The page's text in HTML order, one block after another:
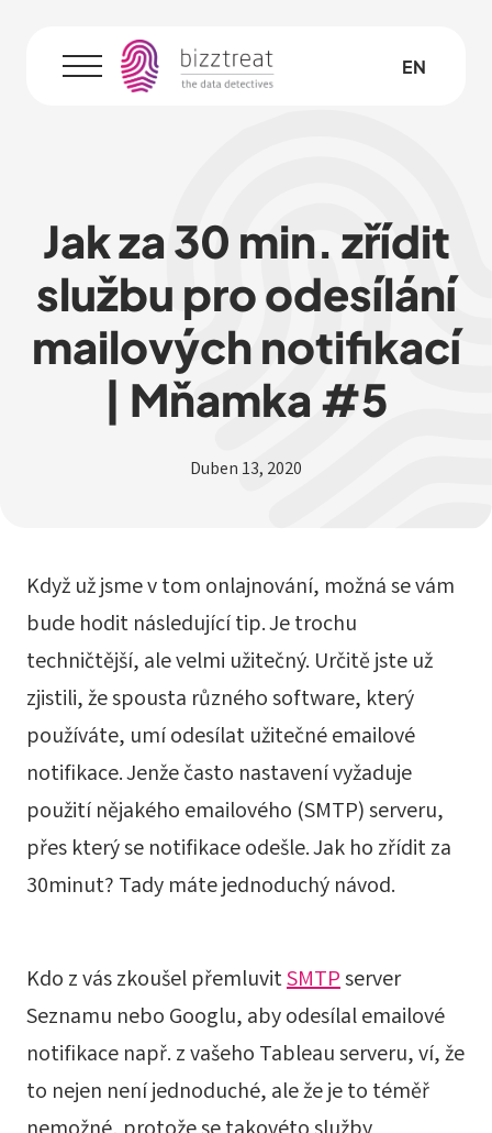
Menu CZ
EN
Jak za 30 min. zřídit
službu pro odesílání
mailových notifikací
| Mňamka #5
Duben 13, 2020
Když už jsme v tom onlajnování, možná se vám
bude hodit následující tip. Je trochu
techničtější, ale velmi užitečný. Určitě jste už
zjistili, že spousta různého software, který
používáte, umí odesílat užitečné emailové
notifikace. Jenže často nastavení vyžaduje
použití nějakého emailového (SMTP) serveru,
přes který se notifikace odešle. Jak ho zřídit za
30minut? Tady máte jednoduchý návod.
Kdo z vás zkoušel přemluvitSMTPserver
Seznamu nebo Googlu, aby odesílal emailové
notifikace např. z vašeho Tableau serveru, ví, že
to nejen není jednoduché, ale že je to téměř